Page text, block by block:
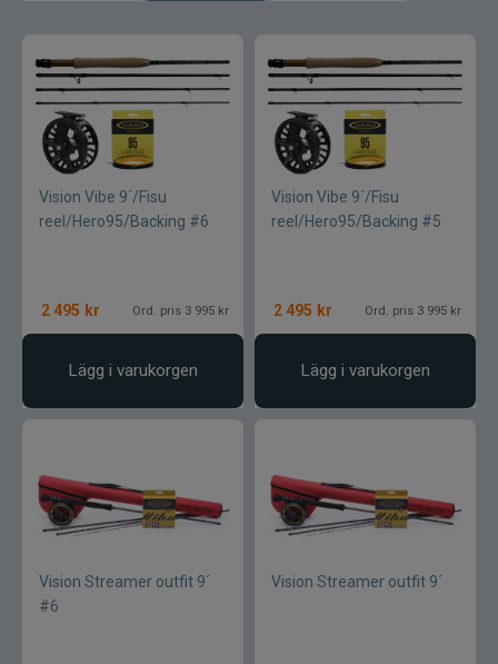
Flugaskar
Bagar till fiske
Vantar och handskar
Kepsar till flugfiske
Kläder till flugfiske
Flytringar
Vinterfiske
Kläder
Specimenfiske
Vision Vibe 9´/Fisu
reel/Hero95/Backing #6
2 495 kr Ord. pris 3 995 kr
Lägg i varukorgen
Vision Vibe 9´/Fisu
reel/Hero95/Backing #5
2 495 kr Ord. pris 3 995 kr
Lägg i varukorgen
Vision Streamer outfit 9´
#6
Vision Streamer outfit 9´